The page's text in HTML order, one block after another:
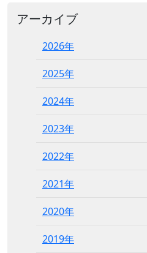
アーカイブ
2026年
2025年
2024年
2023年
2022年
2021年
2020年
2019年